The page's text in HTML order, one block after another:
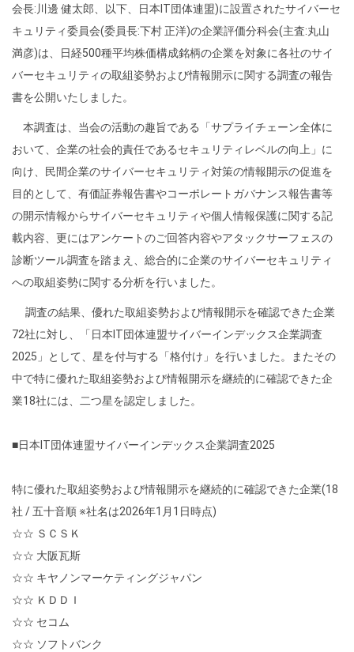
会長:川邊 健太郎、以下、日本IT団体連盟)に設置されたサイバーセ
キュリティ委員会(委員長:下村 正洋)の企業評価分科会(主査:丸山
満彦)は、日経500種平均株価構成銘柄の企業を対象に各社のサイ
バーセキュリティの取組姿勢および情報開示に関する調査の報告
書を公開いたしました。
本調査は、当会の活動の趣旨である「サプライチェーン全体に
おいて、企業の社会的責任であるセキュリティレベルの向上」に
向け、民間企業のサイバーセキュリティ対策の情報開示の促進を
目的として、有価証券報告書やコーポレートガバナンス報告書等
の開示情報からサイバーセキュリティや個人情報保護に関する記
載内容、更にはアンケートのご回答内容やアタックサーフェスの
診断ツール調査を踏まえ、総合的に企業のサイバーセキュリティ
への取組姿勢に関する分析を行いました。
調査の結果、優れた取組姿勢および情報開示を確認できた企業
72社に対し、「日本IT団体連盟サイバーインデックス企業調査
2025」として、星を付与する「格付け」を行いました。またその
中で特に優れた取組姿勢および情報開示を継続的に確認できた企
業18社には、二つ星を認定しました。
■日本IT団体連盟サイバーインデックス企業調査2025
特に優れた取組姿勢および情報開示を継続的に確認できた企業(18
社 / 五十音順 ※社名は2026年1月1日時点)
☆☆ ＳＣＳＫ
☆☆ 大阪瓦斯
☆☆ キヤノンマーケティングジャパン
☆☆ ＫＤＤＩ
☆☆ セコム
☆☆ ソフトバンク